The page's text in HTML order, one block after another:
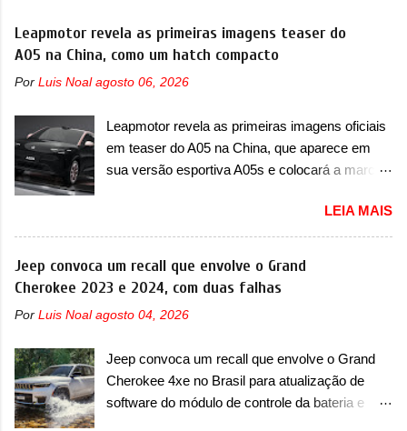
Leapmotor revela as primeiras imagens teaser do
A05 na China, como um hatch compacto
Por Luis Noal agosto 06, 2026
Leapmotor revela as primeiras imagens oficiais
em teaser do A05 na China, que aparece em
sua versão esportiva A05s e colocará a marca
apresentando uma rápida expansão na China
em termos de portfólio. Apoiada pela Stellantis,
a marca confirmou a estreia de um novo
modelo compacto à sua linha. Posicionado
primeiras imagens teaser do A05, que nas
esportiva, o A05s. Previsto para ser lançado
ainda neste ano na China, o compacto elétrico
colocará a Leapmotor para concorrer com uma
LEIA MAIS
Jeep convoca um recall que envolve o Grand
Cherokee 2023 e 2024, com duas falhas
Por Luis Noal agosto 04, 2026
Jeep convoca um recall que envolve o Grand
Cherokee 4xe no Brasil para atualização de
software do módulo de controle da bateria e